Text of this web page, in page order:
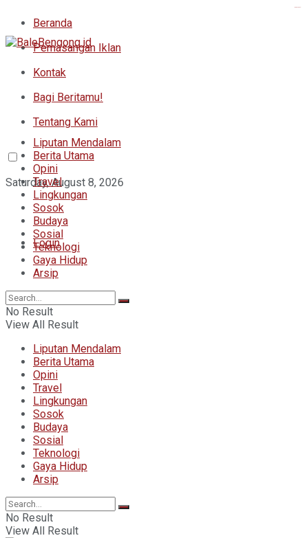
Beranda
Pemasangan Iklan
Kontak
Bagi Beritamu!
Tentang Kami
Saturday, August 8, 2026
Login
Liputan Mendalam
Berita Utama
Opini
Travel
Lingkungan
Sosok
Budaya
Sosial
Teknologi
Gaya Hidup
Arsip
No Result
View All Result
Liputan Mendalam
Berita Utama
Opini
Travel
Lingkungan
Sosok
Budaya
Sosial
Teknologi
Gaya Hidup
Arsip
No Result
View All Result